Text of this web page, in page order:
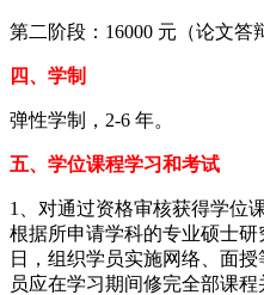
第二阶段：16000 元（论文答
四、学制
弹性学制，2-6 年。
五、学位课程学习和考试
1、对通过资格审核获得学位
根据所申请学科的专业硕士
日，组织学员实施网络、面
员应在学习期间修完全部课程